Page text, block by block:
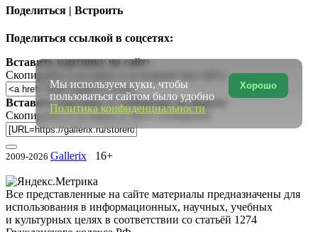
Поделиться | Встроить
Поделиться ссылкой в соцсетях:
Вставить картинку на сайт:
Скопируйте и вставьте в исходный код сайта
Вставить картинку в сообщение на форум:
Скопируйте и вставьте в текст сообщения
2009-2026 Gallerix 16+
Все представленные на сайте материалы предназначены для
использования в информационных, научных, учебных
и культурных целях в соответствии со статьёй 1274
Хорошо
Мы используем куки, чтобы
пользоваться сайтом было удобно
Политика конфиденциальности